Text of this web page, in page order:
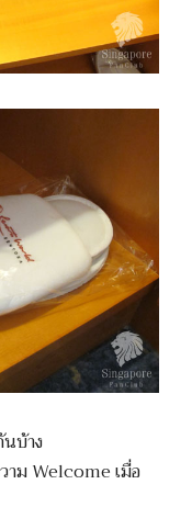
นบ้าง
าม Welcome เมื่อ